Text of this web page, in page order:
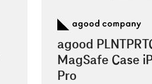
agood
MagSafe Case
Pro